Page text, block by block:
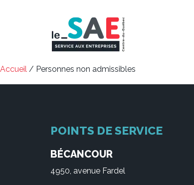
Accueil / Personnes non admissibles
POINTS DE SERVICE
BÉCANCOUR
4950, avenue Fardel